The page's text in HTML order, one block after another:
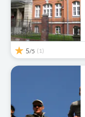
5/5 (1)